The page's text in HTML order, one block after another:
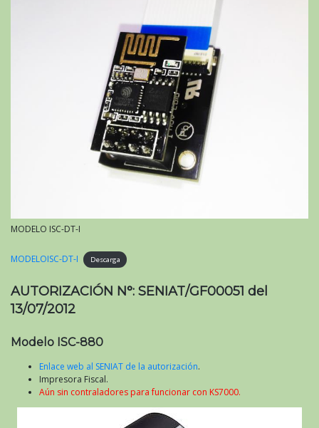
MODELO ISC-DT-I
MODELOISC-DT-I Descarga
AUTORIZACIÓN N°: SENIAT/GF00051 del
13/07/2012
Modelo ISC-880
Enlace web al SENIAT de la autorización.
Impresora Fiscal.
Aún sin contraladores para funcionar con KS7000.